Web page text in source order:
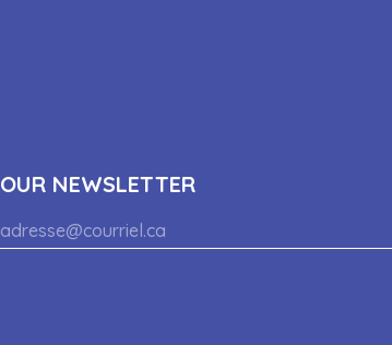
OUR NEWSLETTER